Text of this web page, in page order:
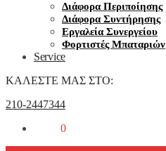
Διάφορα Περιποίησης
Διάφορα Συντήρησης
Εργαλεία Συνεργείου
Φορτιστές Μπαταριών
Service
ΚΑΛΕΣΤΕ ΜΑΣ ΣΤΟ:
210-2447344
0